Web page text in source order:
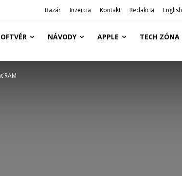
Bazár Inzercia Kontakt Redakcia English
NÁVODY APPLE TECH ZÓNA
RAM